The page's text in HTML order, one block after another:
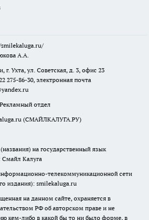
А.А.
г. Ухта, ул. Советская, д. 3, офис 23
275-86-30, электронная почта
Рекламный отдел
(СМАЙЛКАЛУГА.РУ)
на государственный язык
Смайл Калуга
телекоммуникационной сети
издания): smilekaluga.ru
на данном сайте, охраняется в
РФ об авторском праве и не
кем-либо в какой бы то ни было форме, в